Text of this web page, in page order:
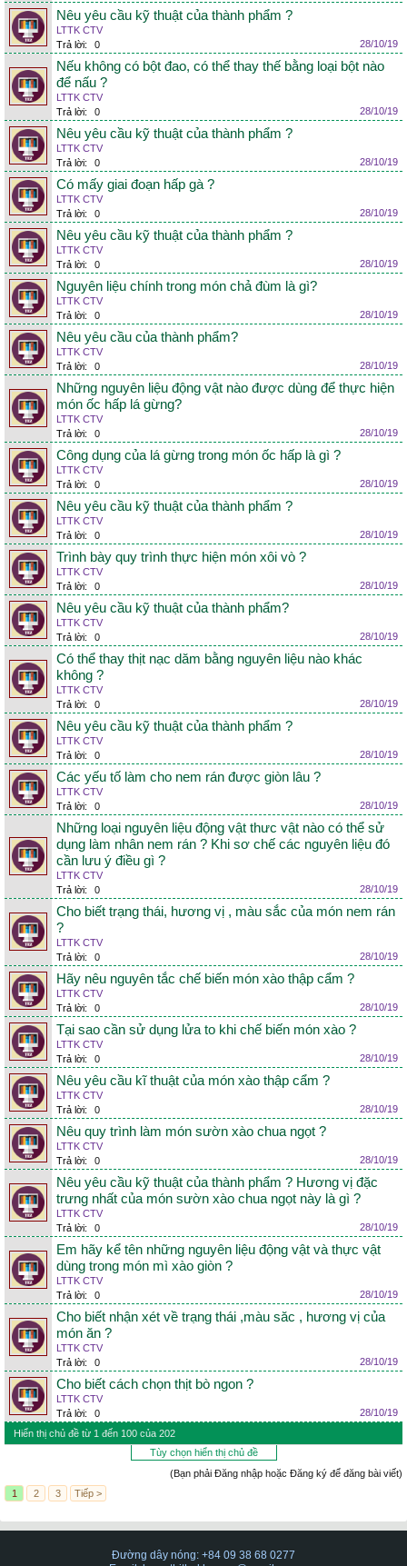
Nêu yêu cầu kỹ thuật của thành phẩm ?
LTTK CTV
Trả lời:
0 28/10/19
Nếu không có bột đao, có thể thay thế bằng loại bột nào
để nấu ?
LTTK CTV
Trả lời:
0 28/10/19
Nêu yêu cầu kỹ thuật của thành phẩm ?
LTTK CTV
Trả lời:
0 28/10/19
Có mấy giai đoạn hấp gà ?
LTTK CTV
Trả lời:
0 28/10/19
Nêu yêu cầu kỹ thuật của thành phẩm ?
LTTK CTV
Trả lời:
0 28/10/19
Nguyên liệu chính trong món chả đùm là gì?
LTTK CTV
Trả lời:
0 28/10/19
Nêu yêu cầu của thành phẩm?
LTTK CTV
Trả lời:
0 28/10/19
Những nguyên liệu động vật nào được dùng để thực hiện
món ốc hấp lá gừng?
LTTK CTV
Trả lời:
0 28/10/19
Công dụng của lá gừng trong món ốc hấp là gì ?
LTTK CTV
Trả lời:
0 28/10/19
Nêu yêu cầu kỹ thuật của thành phẩm ?
LTTK CTV
Trả lời:
0 28/10/19
Trình bày quy trình thực hiện món xôi vò ?
LTTK CTV
Trả lời:
0 28/10/19
Nêu yêu cầu kỹ thuật của thành phẩm?
LTTK CTV
Trả lời:
0 28/10/19
Có thể thay thịt nạc dăm bằng nguyên liệu nào khác
không ?
LTTK CTV
Trả lời:
0 28/10/19
Nêu yêu cầu kỹ thuật của thành phẩm ?
LTTK CTV
Trả lời:
0 28/10/19
Các yếu tố làm cho nem rán được giòn lâu ?
LTTK CTV
Trả lời:
0 28/10/19
Những loại nguyên liệu động vật thưc vật nào có thể sử
dụng làm nhân nem rán ? Khi sơ chế các nguyên liệu đó
cần lưu ý điều gì ?
LTTK CTV
Trả lời:
0 28/10/19
Cho biết trạng thái, hương vị , màu sắc của món nem rán
?
LTTK CTV
Trả lời:
0 28/10/19
Hãy nêu nguyên tắc chế biến món xào thập cẩm ?
LTTK CTV
Trả lời:
0 28/10/19
Tại sao cần sử dụng lửa to khi chế biến món xào ?
LTTK CTV
Trả lời:
0 28/10/19
Nêu yêu cầu kĩ thuật của món xào thập cẩm ?
LTTK CTV
Trả lời:
0 28/10/19
Nêu quy trình làm món sườn xào chua ngọt ?
LTTK CTV
Trả lời:
0 28/10/19
Nêu yêu cầu kỹ thuật của thành phẩm ? Hương vị đặc
trưng nhất của món sườn xào chua ngọt này là gì ?
LTTK CTV
Trả lời:
0 28/10/19
Em hãy kể tên những nguyên liệu động vật và thực vật
dùng trong món mì xào giòn ?
LTTK CTV
Trả lời:
0 28/10/19
Cho biết nhận xét về trạng thái ,màu săc , hương vị của
món ăn ?
LTTK CTV
Trả lời:
0 28/10/19
Cho biết cách chọn thịt bò ngon ?
LTTK CTV
Trả lời:
0
28/10/19
Hiển thị chủ đề từ 1 đến 100 của 202
Tùy chọn hiển thị chủ đề
(Bạn phải Đăng nhập hoặc Đăng ký để đăng bài viết)
1
2 3 Tiếp >
Đường dây nóng: +84 09 38 68 0277